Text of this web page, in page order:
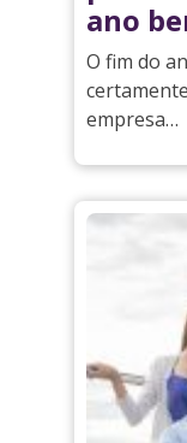
ano
O fim do
empresa…